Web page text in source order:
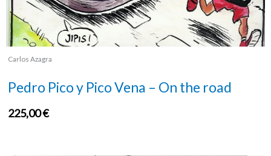
Carlos Azagra
Pedro Pico y Pico Vena – On the road
225,00€